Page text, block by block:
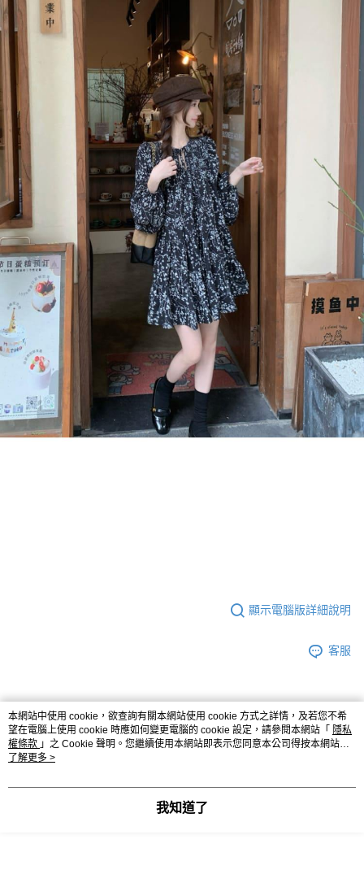
顯示電腦版詳細說明
客服
商品相關分類 (2)
★ 上裝 洋裝 / 連身 / 套裝組
本網站中使用 cookie，欲查詢有關本網站使用 cookie 方式之詳情，及若您不希
望在電腦上使用 cookie 時應如何變更電腦的 cookie 設定，請參閱本網站「 隱私
權條款 」之 Cookie 聲明。您繼續使用本網站即表示您同意本公司得按本網站使
用條款之 Cookie 聲明使用 cookie。
了解更多 >
我知道了